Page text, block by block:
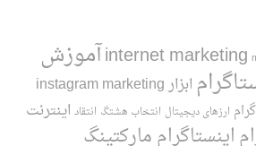
internet marketingآموزش
ابزار instagram marketing
ارزهای دیجیتال انتخاب هشتگ انتقاد اینترنت
اینستاگرام مارکتینگ